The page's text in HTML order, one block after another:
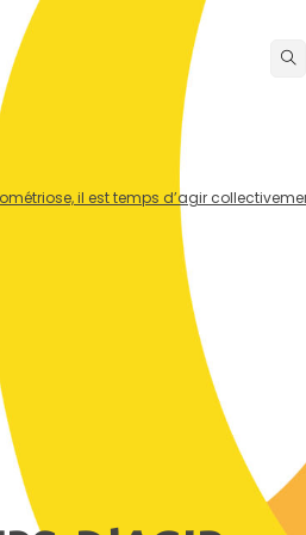
il est temps d’agir